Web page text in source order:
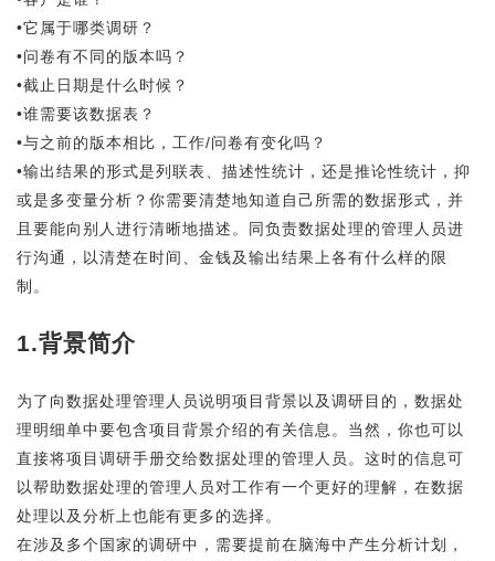
•它属于哪类调研？
•问卷有不同的版本吗？
•截止日期是什么时候？
•谁需要该数据表？
•与之前的版本相比，工作/问卷有变化吗？
•输出结果的形式是列联表、描述性统计，还是推论性统计，抑
或是多变量分析？你需要清楚地知道自己所需的数据形式，并
且要能向别人进行清晰地描述。同负责数据处理的管理人员进
行沟通，以清楚在时间、金钱及输出结果上各有什么样的限
制。
1.背景简介
为了向数据处理管理人员说明项目背景以及调研目的，数据处
理明细单中要包含项目背景介绍的有关信息。当然，你也可以
直接将项目调研手册交给数据处理的管理人员。这时的信息可
以帮助数据处理的管理人员对工作有一个更好的理解，在数据
处理以及分析上也能有更多的选择。
在涉及多个国家的调研中，需要提前在脑海中产生分析计划，